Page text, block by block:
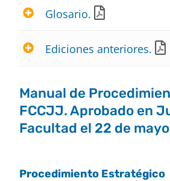
Glosario.
Ediciones anteriores.
Manual de
FCCJJ. Aprobado en
Facultad el 22 de
Procedimiento Estratégico